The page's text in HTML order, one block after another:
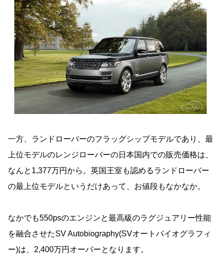
一方、ランドローバーのフラッグシップモデルであり、最
上位モデルのレンジローバーの日本国内での販売価格は、
なんと1,377万円から。英国王室も認めるランドローバー
の最上位モデルというだけあって、お値段もなかなか。
なかでも550psのエンジンと最高級のラグジュアリー性能
を融合させたSV Autobiography(SVオートバイオグラフィ
ー)は、2,400万円オーバーとなります。